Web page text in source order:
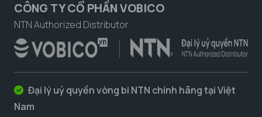
CÔNG TY CỔ PHẦN VOBICO
NTN Authorized Distributor
Đại lý uỷ quyền vòng bi NTN chính hãng tại Việt
Nam